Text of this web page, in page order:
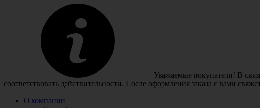
Уважаемые покупатели! В
соответствовать действительности. После оформления заказа с вами
О компании